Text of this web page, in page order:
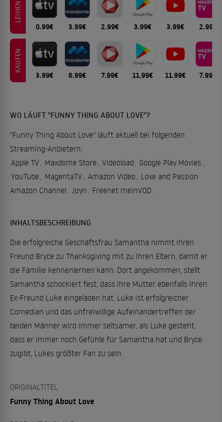
LEIHEN
0.99€ 3.99€ 2.99€ 3.99€ 3.99€ 2.99€
KAUFEN
3.99€ 8.99€ 7.99€ 11.99€ 11.99€ 7.99€
WO LÄUFT "FUNNY THING ABOUT LOVE"?
"Funny Thing About Love" läuft aktuell bei folgenden
Streaming-Anbietern:
Apple TV, Maxdome Store , Videoload , Google Play Movies,
YouTube , MagentaTV, Amazon Video , Love and Passion
Amazon Channel , Joyn , Freenet meinVOD .
INHALTSBESCHREIBUNG
Die erfolgreiche Geschäftsfrau Samantha nimmt ihren
Freund Bryce zu Thanksgiving mit zu ihren Eltern, damit er
die Familie kennenlernen kann. Dort angekommen, stellt
Samantha schockiert fest, dass ihre Mutter ebenfalls ihren
Ex-Freund Luke eingeladen hat. Luke ist erfolgreicher
Comedian und das unfreiwillige Aufeinandertreffen der
beiden Männer wird immer seltsamer, als Luke gesteht,
dass er immer noch Gefühle für Samantha hat und Bryce
zugibt, Lukes größter Fan zu sein.
ORIGINALTITEL
Funny Thing About Love